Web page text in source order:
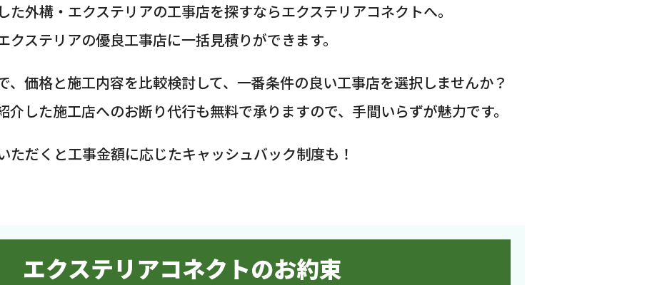
た外構・エクステリアの工事店を探すならエクステリアコネクトへ。
ステリアの優良工事店に一括見積りができます。
、価格と施工内容を比較検討して、一番条件の良い工事店を選択しませんか？
した施工店へのお断り代行も無料で承りますので、手間いらずが魅力です。
ただくと工事金額に応じたキャッシュバック制度も！
エクステリアコネクトのお約束